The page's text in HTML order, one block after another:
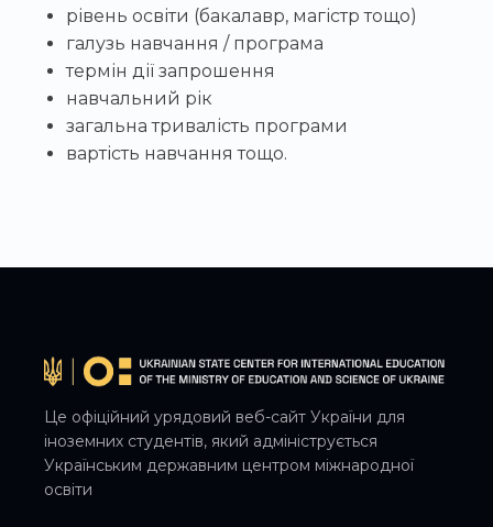
рівень освіти (бакалавр, магістр тощо)
галузь навчання / програма
термін дії запрошення
навчальний рік
загальна тривалість програми
вартість навчання тощо.
Це офіційний урядовий веб-сайт України для
іноземних студентів, який адмініструється
Українським державним центром міжнародної
освіти